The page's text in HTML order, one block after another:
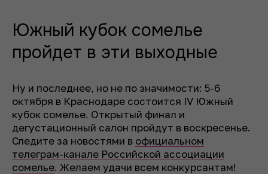
Южный кубок сомелье
пройдет в эти выходные
Ну и последнее, но не по значимости: 5-6
октября в Краснодаре состоится IV Южный
кубок сомелье. Открытый финал и
дегустационный салон пройдут в воскресенье.
Следите за новостями в официальном
телеграм-канале Российской ассоциации
сомелье. Желаем удачи всем конкурсантам!